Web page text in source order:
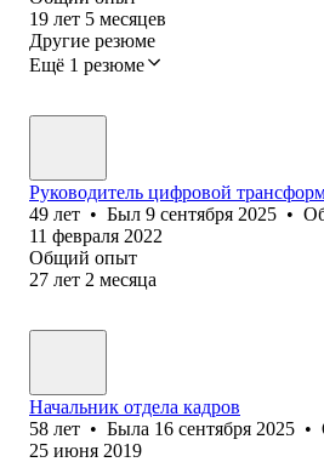
19 лет 5 месяцев
Другие резюме
Ещё 1 резюме
Руководитель цифровой
49 лет • Был 9 сентября 2025 •
11 февраля 2022
Общий опыт
27 лет 2 месяца
Начальник отдела кадров
58 лет • Была 16 сентября 2025 •
25 июня 2019